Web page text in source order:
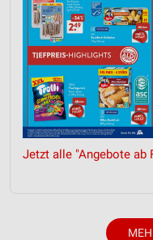
Jetzt alle "Angebote ab